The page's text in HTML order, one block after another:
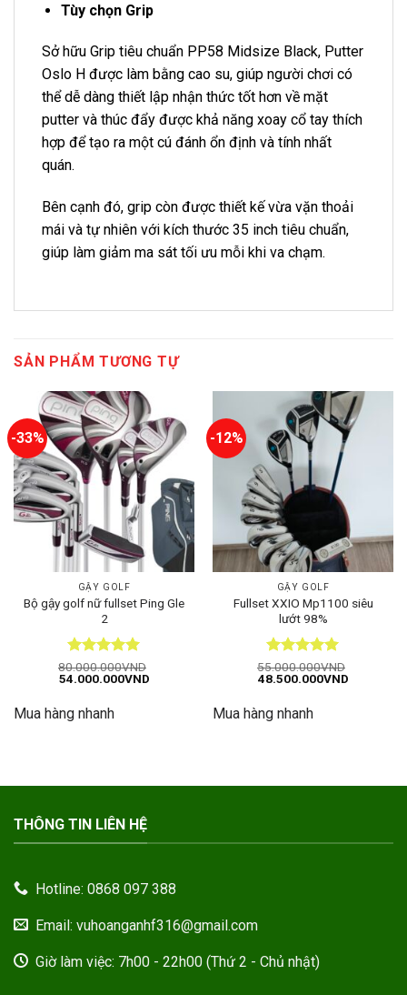
Tùy chọn Grip
Sở hữu Grip tiêu chuẩn PP58 Midsize Black, Putter
Oslo H được làm bằng cao su, giúp người chơi có
thể dễ dàng thiết lập nhận thức tốt hơn về mặt
putter và thúc đẩy được khả năng xoay cổ tay thích
hợp để tạo ra một cú đánh ổn định và tính nhất
quán.
Bên cạnh đó, grip còn được thiết kế vừa vặn thoải
mái và tự nhiên với kích thước 35 inch tiêu chuẩn,
giúp làm giảm ma sát tối ưu mỗi khi va chạm.
SẢN PHẨM TƯƠNG TỰ
-33%
GẬY GOLF
Bộ gậy golf nữ fullset Ping Gle
2
Được xếp
hạng55
80.000.000VND
Giá
80.000.000VND.
54.000.000VNDGiá
Mua hàng nhanh
-12%
GẬY GOLF
Fullset XXIO Mp1100 siêu
lướt 98%
Được xếp
hạng55
55.000.000VND
Giá
55.000.000VND.
48.500.000VNDGiá
Mua hàng nhanh
THÔNG TIN LIÊN HỆ
Hotline: 0868 097 388
Email: vuhoanganhf316@gmail.com
Giờ làm việc: 7h00 - 22h00 (Thứ 2 - Chủ nhật)